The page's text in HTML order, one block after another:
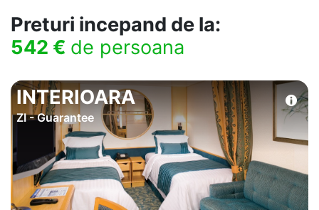
Preturi incepand de la:
542 € de persoana
INTERIOARA
ZI - Guarantee